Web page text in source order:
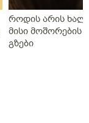
როდის არის
მისი მოშორების
გზები